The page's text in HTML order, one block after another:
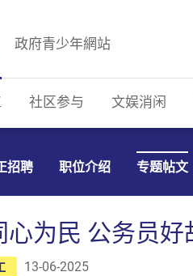
政府青少年網站
社区参与 文娱消闲
招聘 职位介绍 专题帖文
心为民 公务员
13-06-2025